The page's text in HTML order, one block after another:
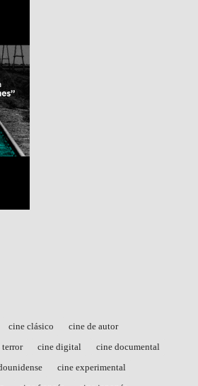
cine clásico
cine de autor
terror cine digital
cine documental
cine experimental